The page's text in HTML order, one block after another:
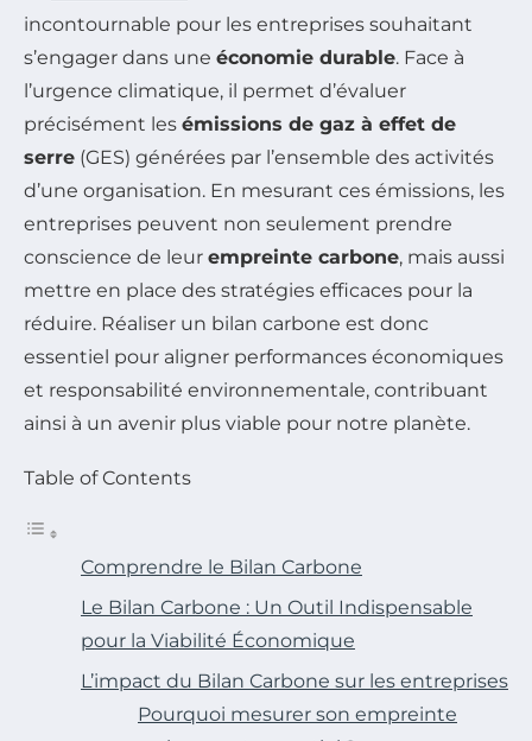
incontournable pour les entreprises souhaitant
s’engager dans une économie durable. Face à
l’urgence climatique, il permet d’évaluer
précisément les émissions de gaz à effet de
serre (GES) générées par l’ensemble des activités
d’une organisation. En mesurant ces émissions, les
entreprises peuvent non seulement prendre
conscience de leur empreinte carbone, mais aussi
mettre en place des stratégies efficaces pour la
réduire. Réaliser un bilan carbone est donc
essentiel pour aligner performances économiques
et responsabilité environnementale, contribuant
ainsi à un avenir plus viable pour notre planète.
Table of Contents
Comprendre le Bilan Carbone
Le Bilan Carbone : Un Outil Indispensable
pour la Viabilité Économique
L’impact du Bilan Carbone sur les entreprises
Pourquoi mesurer son empreinte